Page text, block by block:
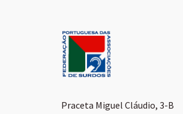
Praceta Miguel Cláudio, 3-B